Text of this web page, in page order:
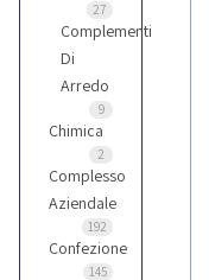
27
Complementi
Di
Arredo
9
Chimica
2
Complesso
Aziendale
192
Confezione
145